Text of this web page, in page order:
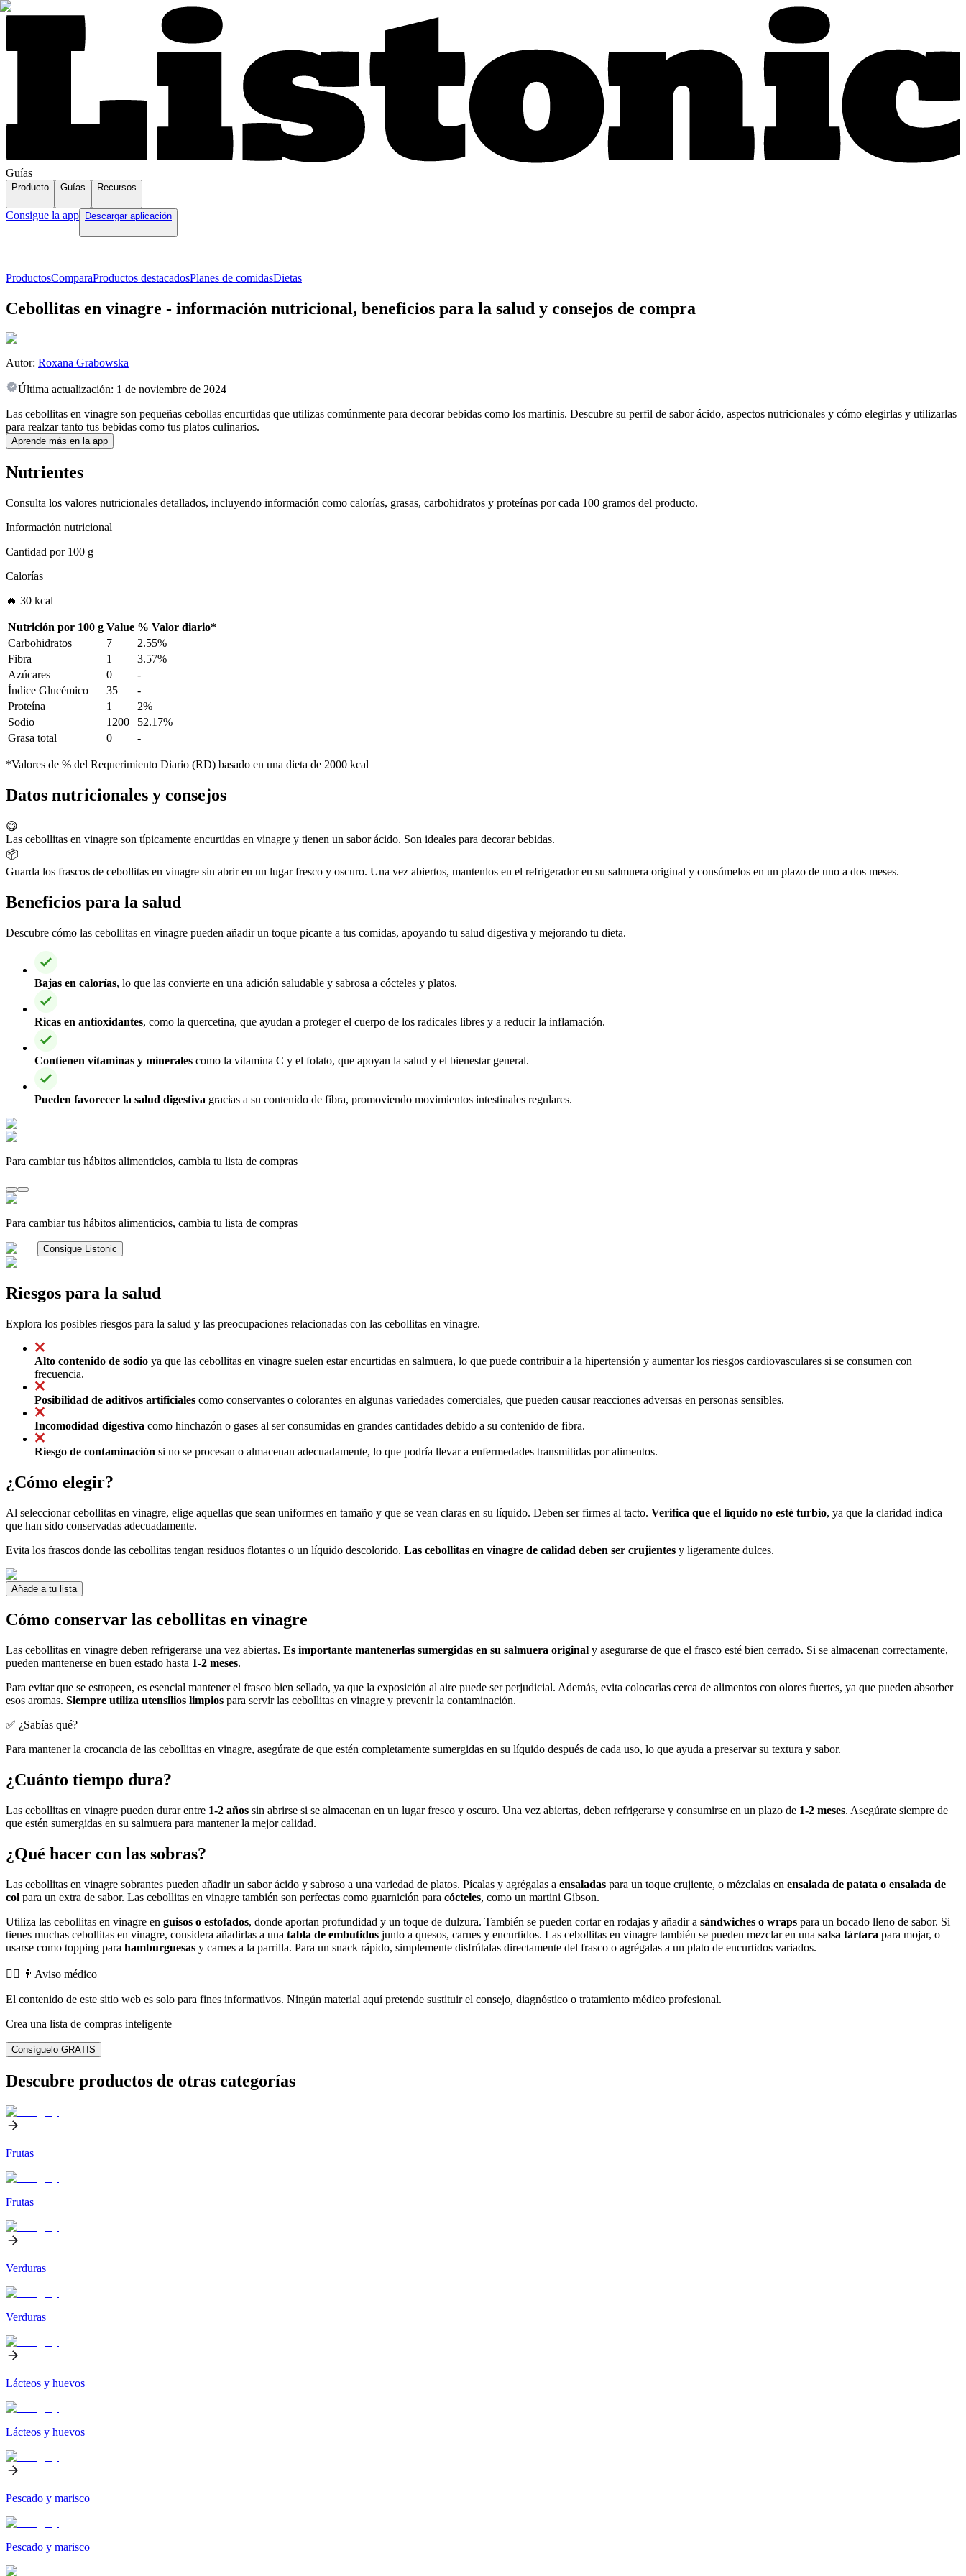
Guías
Producto Guías Recursos
Consigue la app Descargar aplicación
ProductosComparaProductos destacadosPlanes de comidasDietas
Cebollitas en vinagre - información nutricional, beneficios para la salud y consejos de compra
Autor: Roxana Grabowska
Última actualización: 1 de noviembre de 2024
Las cebollitas en vinagre son pequeñas cebollas encurtidas que utilizas comúnmente para decorar bebidas como los martinis. Descubre su perfil de sabor ácido, aspectos nutricionales y cómo elegirlas y utilizarlas
para realzar tanto tus bebidas como tus platos culinarios.
Aprende más en la app
Nutrientes
Consulta los valores nutricionales detallados, incluyendo información como calorías, grasas, carbohidratos y proteínas por cada 100 gramos del producto.
Información nutricional
Cantidad por100 g
Calorías
🔥 30 kcal
Nutrición por 100 g Value % Valor diario*
Carbohidratos
7
2.55%
Fibra
1
3.57%
Azúcares
0
-
Índice Glucémico
35
-
Proteína
1
2%
Sodio
1200
52.17%
Grasa total
0 -
*Valores de % del Requerimiento Diario (RD) basado en una dieta de 2000 kcal
Datos nutricionales y consejos
😋
Las cebollitas en vinagre son típicamente encurtidas en vinagre y tienen un sabor ácido. Son ideales para decorar bebidas.
📦
Guarda los frascos de cebollitas en vinagre sin abrir en un lugar fresco y oscuro. Una vez abiertos, mantenlos en el refrigerador en su salmuera original y consúmelos en un plazo de uno a dos meses.
Beneficios para la salud
Descubre cómo las cebollitas en vinagre pueden añadir un toque picante a tus comidas, apoyando tu salud digestiva y mejorando tu dieta.
Bajas en calorías, lo que las convierte en una adición saludable y sabrosa a cócteles y platos.
Ricas en antioxidantes, como la quercetina, que ayudan a proteger el cuerpo de los radicales libres y a reducir la inflamación.
Contienen vitaminas y minerales como la vitamina C y el folato, que apoyan la salud y el bienestar general.
Pueden favorecer la salud digestiva gracias a su contenido de fibra, promoviendo movimientos intestinales regulares.
Para cambiar tus hábitos alimenticios, cambia tu lista de compras
Para cambiar tus hábitos alimenticios, cambia tu lista de compras
Consigue Listonic
Riesgos para la salud
Explora los posibles riesgos para la salud y las preocupaciones relacionadas con las cebollitas en vinagre.
Alto contenido de sodio ya que las cebollitas en vinagre suelen estar encurtidas en salmuera, lo que puede contribuir a la hipertensión y aumentar los riesgos cardiovasculares si se consumen con
frecuencia.
Posibilidad de aditivos artificiales como conservantes o colorantes en algunas variedades comerciales, que pueden causar reacciones adversas en personas sensibles.
Incomodidad digestiva como hinchazón o gases al ser consumidas en grandes cantidades debido a su contenido de fibra.
Riesgo de contaminación si no se procesan o almacenan adecuadamente, lo que podría llevar a enfermedades transmitidas por alimentos.
¿Cómo elegir?
Al seleccionar cebollitas en vinagre, elige aquellas que sean uniformes en tamaño y que se vean claras en su líquido. Deben ser firmes al tacto. Verifica que el líquido no esté turbio, ya que la claridad indica
que han sido conservadas adecuadamente.
Evita los frascos donde las cebollitas tengan residuos flotantes o un líquido descolorido. Las cebollitas en vinagre de calidad deben ser crujientes y ligeramente dulces.
Añade a tu lista
Cómo conservar las cebollitas en vinagre
Las cebollitas en vinagre deben refrigerarse una vez abiertas. Es importante mantenerlas sumergidas en su salmuera original y asegurarse de que el frasco esté bien cerrado. Si se almacenan correctamente,
pueden mantenerse en buen estado hasta 1-2 meses.
Para evitar que se estropeen, es esencial mantener el frasco bien sellado, ya que la exposición al aire puede ser perjudicial. Además, evita colocarlas cerca de alimentos con olores fuertes, ya que pueden absorber
esos aromas. Siempre utiliza utensilios limpios para servir las cebollitas en vinagre y prevenir la contaminación.
✅ ¿Sabías qué?
Para mantener la crocancia de las cebollitas en vinagre, asegúrate de que estén completamente sumergidas en su líquido después de cada uso, lo que ayuda a preservar su textura y sabor.
¿Cuánto tiempo dura?
Las cebollitas en vinagre pueden durar entre 1-2 años sin abrirse si se almacenan en un lugar fresco y oscuro. Una vez abiertas, deben refrigerarse y consumirse en un plazo de 1-2 meses. Asegúrate siempre de
que estén sumergidas en su salmuera para mantener la mejor calidad.
¿Qué hacer con las sobras?
Las cebollitas en vinagre sobrantes pueden añadir un sabor ácido y sabroso a una variedad de platos. Pícalas y agrégalas a ensaladas para un toque crujiente, o mézclalas en ensalada de patata o ensalada de
col para un extra de sabor. Las cebollitas en vinagre también son perfectas como guarnición para cócteles, como un martini Gibson.
Utiliza las cebollitas en vinagre en guisos o estofados, donde aportan profundidad y un toque de dulzura. También se pueden cortar en rodajas y añadir a sándwiches o wraps para un bocado lleno de sabor. Si
tienes muchas cebollitas en vinagre, considera añadirlas a una tabla de embutidos junto a quesos, carnes y encurtidos. Las cebollitas en vinagre también se pueden mezclar en una salsa tártara para mojar, o
usarse como topping para hamburguesas y carnes a la parrilla. Para un snack rápido, simplemente disfrútalas directamente del frasco o agrégalas a un plato de encurtidos variados.
👨‍⚕️️ 👨Aviso médico
El contenido de este sitio web es solo para fines informativos. Ningún material aquí pretende sustituir el consejo, diagnóstico o tratamiento médico profesional.
Crea una lista de compras inteligente
Consíguelo GRATIS
Descubre productos de otras categorías
Frutas
Frutas
Verduras
Verduras
Lácteos y huevos
Lácteos y huevos
Pescado y marisco
Pescado y marisco